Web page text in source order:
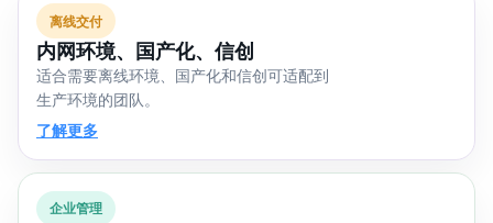
离线交付
内网环境、国产化、信创
适合需要离线环境、国产化和信创可适配到
生产环境的团队。
了解更多
企业管理